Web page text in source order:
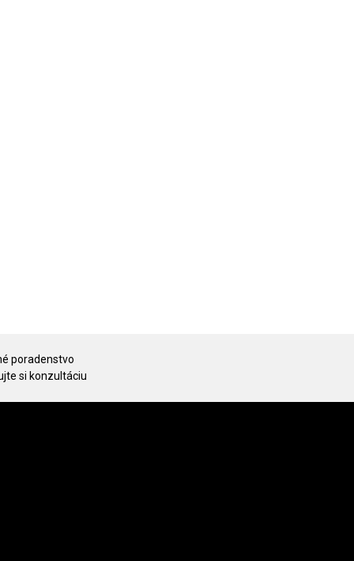
poradenstvo
si konzultáciu